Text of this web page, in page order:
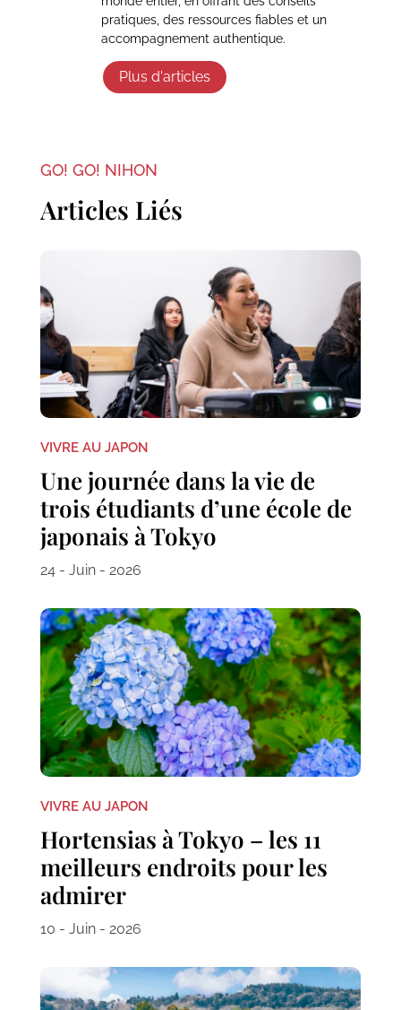
pratiques, des ressources fiables et un
accompagnement authentique.
Plus d'articles
GO! GO! NIHON
Articles Liés
VIVRE AU JAPON
Une journée dans la vie de
trois étudiants d’une école de
japonais à Tokyo
24 - Juin - 2026
VIVRE AU JAPON
Hortensias à Tokyo – les 11
meilleurs endroits pour les
admirer
10 - Juin - 2026